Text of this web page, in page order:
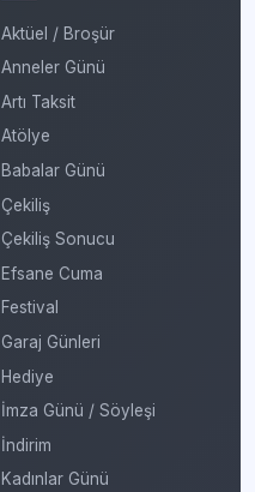
Aktüel / Broşür
Anneler Günü
Artı Taksit
Atölye
Babalar Günü
Çekiliş
Çekiliş Sonucu
Efsane Cuma
Festival
Garaj Günleri
Hediye
İmza Günü / Söyleşi
İndirim
Kadınlar Günü